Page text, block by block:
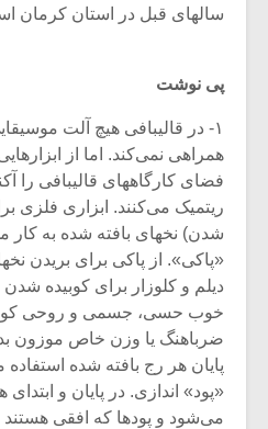
سالهای قبل در استان کرمان
پی نوشت
۱- در قالیبافی هیچ آلت
همراهی نمی‌کند. اما از
فضای کارگاههای قالیبافی را
ریتمیک می‌کنند. ابزاری فلزی
شدن) نخهای بافته شده به کار
«پاکی». از پاکی برای بریدن
دیلم و کلوزار برای کوبیده
خوب حسی، جسمی و روحی
ضرباهنگ یا وزن خاص موزون
پایان هر رج بافته شده استفاده
«پود» اندازی. در پایان و ابتدای
می‌شود و پودها که افقی هستند